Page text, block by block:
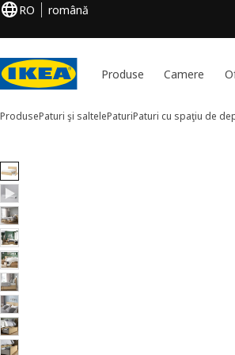
RO română
Produse Camere
ProdusePaturi şi saltelePaturiPaturi cu spaţiu de
12 MALM imagini
imaginile